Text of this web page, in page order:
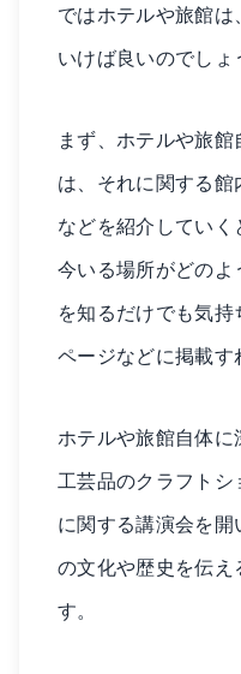
ではホテルや旅館
いけば良いのでしょ
まず、ホテルや旅
は、それに関する館
などを紹介していく
今いる場所がどの
を知るだけでも気
ページなどに掲載す
ホテルや旅館自体
工芸品のクラフトシ
に関する講演会を
の文化や歴史を伝え
す。